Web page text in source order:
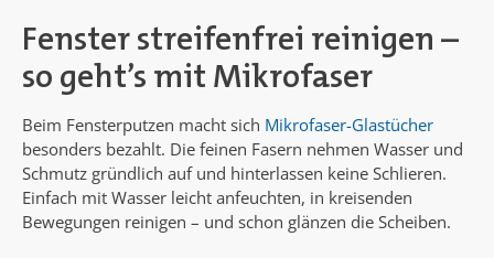
Fenster streifenfrei reinigen –
so geht’s mit Mikrofaser
Beim Fensterputzen macht sich Mikrofaser-Glastücher
besonders bezahlt. Die feinen Fasern nehmen Wasser und
Schmutz gründlich auf und hinterlassen keine Schlieren.
Einfach mit Wasser leicht anfeuchten, in kreisenden
Bewegungen reinigen – und schon glänzen die Scheiben.